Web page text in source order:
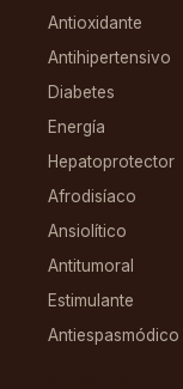
Antioxidante
Antihipertensivo
Diabetes
Energía
Hepatoprotector
Afrodisíaco
Ansiolítico
Antitumoral
Estimulante
Antiespasmódico